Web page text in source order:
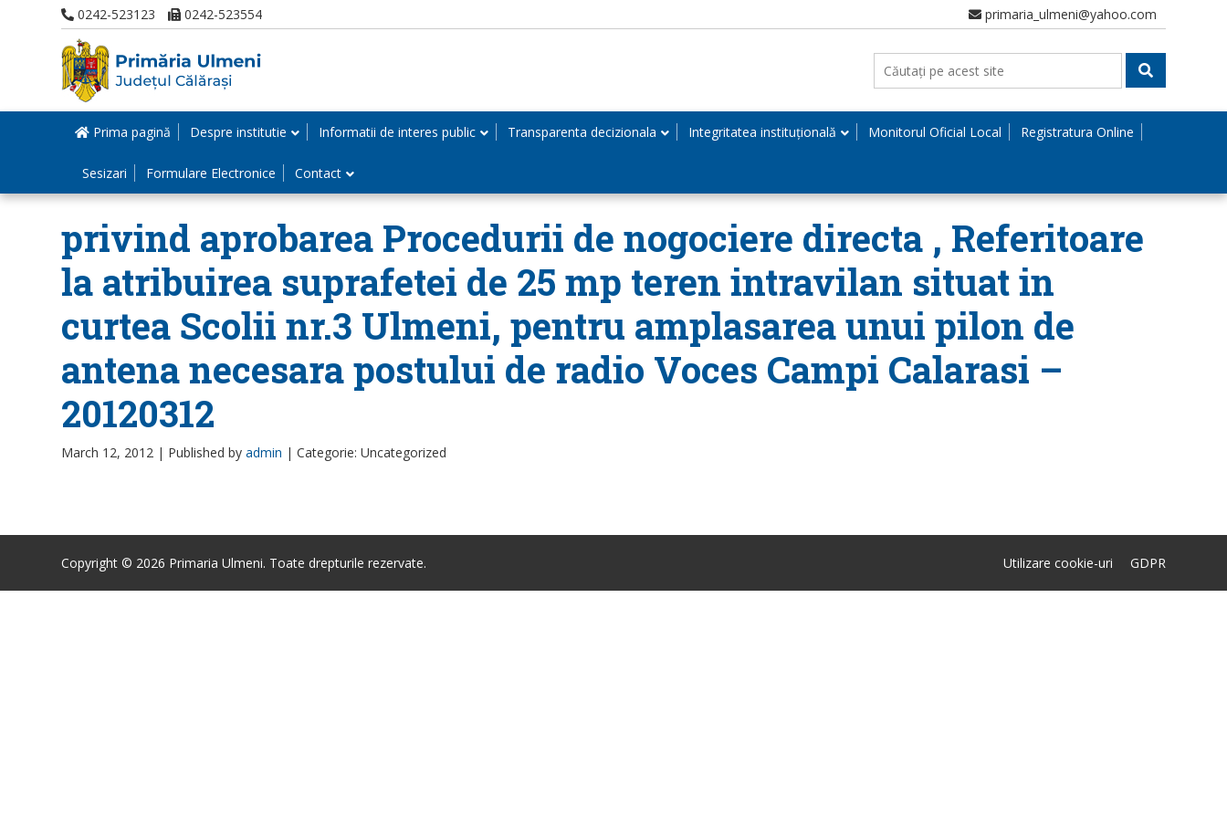
0242-523123 0242-523554 primaria_ulmeni@yahoo.com
Prima pagină Despre institutie Informatii de interes public Transparenta decizionala Integritatea instituțională Monitorul Oficial Local Registratura Online
Sesizari Formulare Electronice Contact
privind aprobarea Procedurii de nogociere directa , Referitoare
la atribuirea suprafetei de 25 mp teren intravilan situat in
curtea Scolii nr.3 Ulmeni, pentru amplasarea unui pilon de
antena necesara postului de radio Voces Campi Calarasi –
20120312
March 12, 2012 | Published by admin | Categorie: Uncategorized
Copyright © 2026 Primaria Ulmeni. Toate drepturile rezervate. Utilizare cookie-uri GDPR